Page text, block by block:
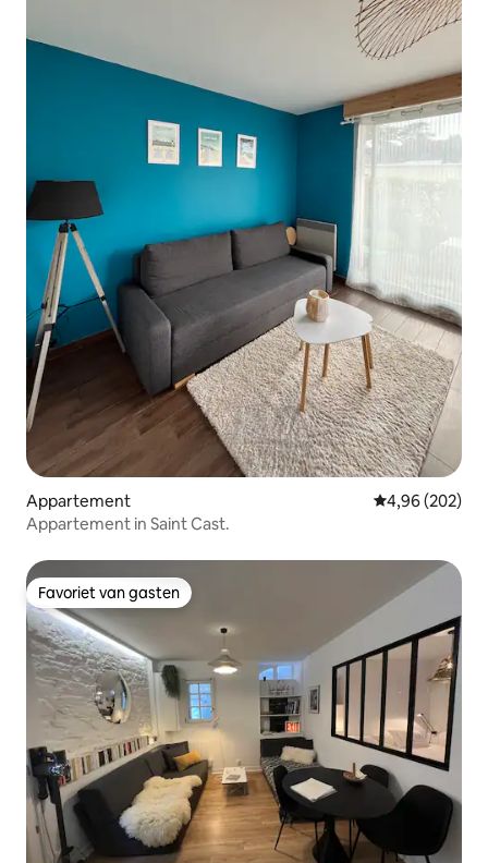
Appartement Gemiddelde
4,96 (202)
Appartement in Saint Cast.
Favoriet van gasten
Favoriet van gasten